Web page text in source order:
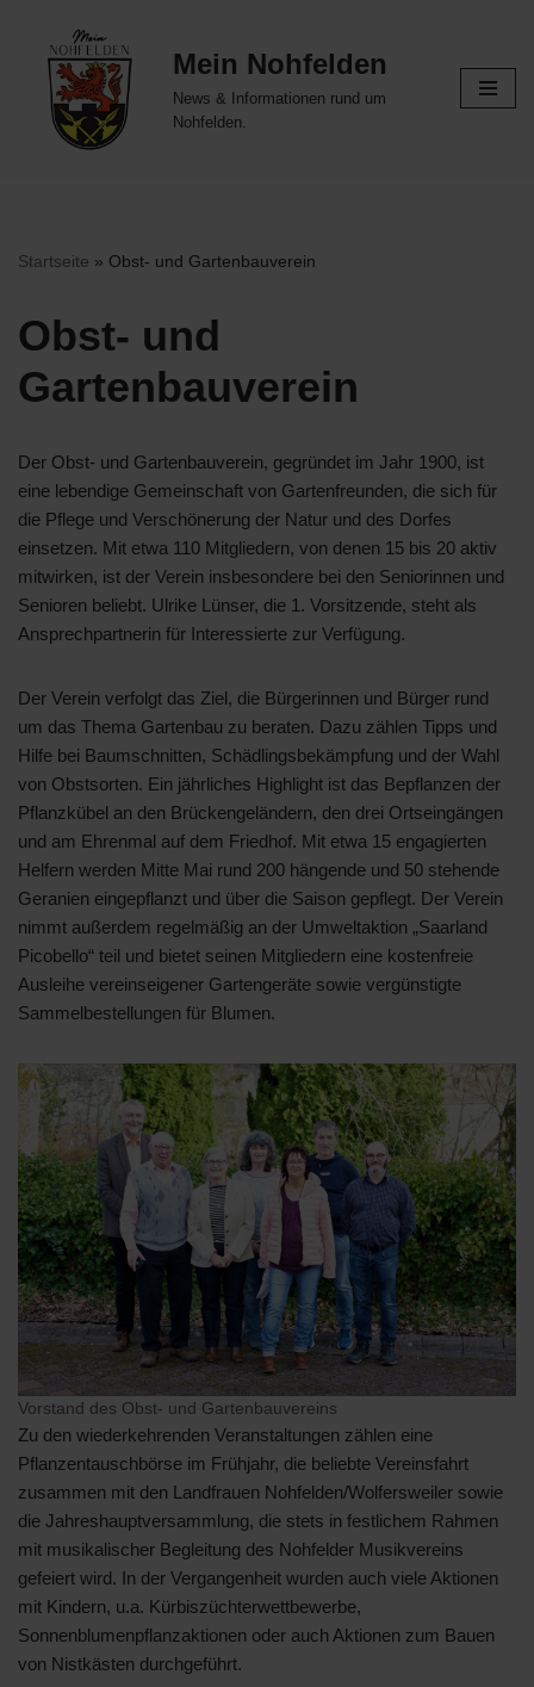
Zum
Inhalt
springen
Mein Nohfelden
News & Informationen rund um
Nohfelden.
Startseite » Obst- und Gartenbauverein
Obst- und
Gartenbauverein
Der Obst- und Gartenbauverein, gegründet im Jahr 1900, ist
eine lebendige Gemeinschaft von Gartenfreunden, die sich für
die Pflege und Verschönerung der Natur und des Dorfes
einsetzen. Mit etwa 110 Mitgliedern, von denen 15 bis 20 aktiv
mitwirken, ist der Verein insbesondere bei den Seniorinnen und
Senioren beliebt. Ulrike Lünser, die 1. Vorsitzende, steht als
Ansprechpartnerin für Interessierte zur Verfügung.
Der Verein verfolgt das Ziel, die Bürgerinnen und Bürger rund
um das Thema Gartenbau zu beraten. Dazu zählen Tipps und
Hilfe bei Baumschnitten, Schädlingsbekämpfung und der Wahl
von Obstsorten. Ein jährliches Highlight ist das Bepflanzen der
Pflanzkübel an den Brückengeländern, den drei Ortseingängen
und am Ehrenmal auf dem Friedhof. Mit etwa 15 engagierten
Helfern werden Mitte Mai rund 200 hängende und 50 stehende
Geranien eingepflanzt und über die Saison gepflegt. Der Verein
nimmt außerdem regelmäßig an der Umweltaktion „Saarland
Picobello“ teil und bietet seinen Mitgliedern eine kostenfreie
Ausleihe vereinseigener Gartengeräte sowie vergünstigte
Sammelbestellungen für Blumen.
Vorstand des Obst- und Gartenbauvereins
Zu den wiederkehrenden Veranstaltungen zählen eine
Pflanzentauschbörse im Frühjahr, die beliebte Vereinsfahrt
zusammen mit den Landfrauen Nohfelden/Wolfersweiler sowie
die Jahreshauptversammlung, die stets in festlichem Rahmen
mit musikalischer Begleitung des Nohfelder Musikvereins
gefeiert wird. In der Vergangenheit wurden auch viele Aktionen
mit Kindern, u.a. Kürbiszüchterwettbewerbe,
Sonnenblumenpflanzaktionen oder auch Aktionen zum Bauen
von Nistkästen durchgeführt.